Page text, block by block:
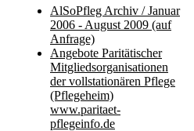
AlSoPfleg Archiv / Januar
2006 - August 2009 (auf
Anfrage)
Angebote Paritätischer
Mitgliedsorganisationen
der vollstationären Pflege
(Pflegeheim)
www.paritaet-
pflegeinfo.de